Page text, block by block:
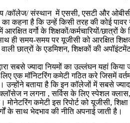
संस्थान में एससी, एसटी और ओबीसी
है कि उन्हें किसी तरह की कोई पावर
वर्गो के शिक्षकों/कर्मचारियों/
समय-समय पर यूजीसी को आरक्षित
छात्रों के एडमिशन, शिक्षकों की
नियमों का उल्लंघन यहां किया
मॉनिटरिंग कमेटी गठित करे जिसमें
बताया है कि इन कॉलेजों में सबसे
क्लॉसेज न लगना , सर्विस के लिए स्पेशल
कमेटी इस रिपोर्ट को यूजीसी,
के साथ भेदभाव की नीति अपनाई जाती है।